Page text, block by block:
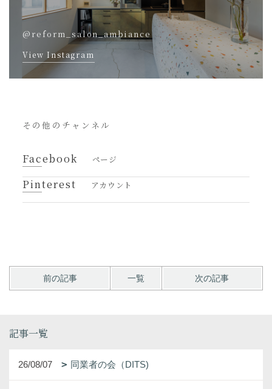
@reform_salon_ambiance
View Instagram
その他のチャンネル
Facebook ページ
Pinterest アカウント
前の記事 一覧 次の記事
記事一覧
26/08/07 同業者の会（DITS)